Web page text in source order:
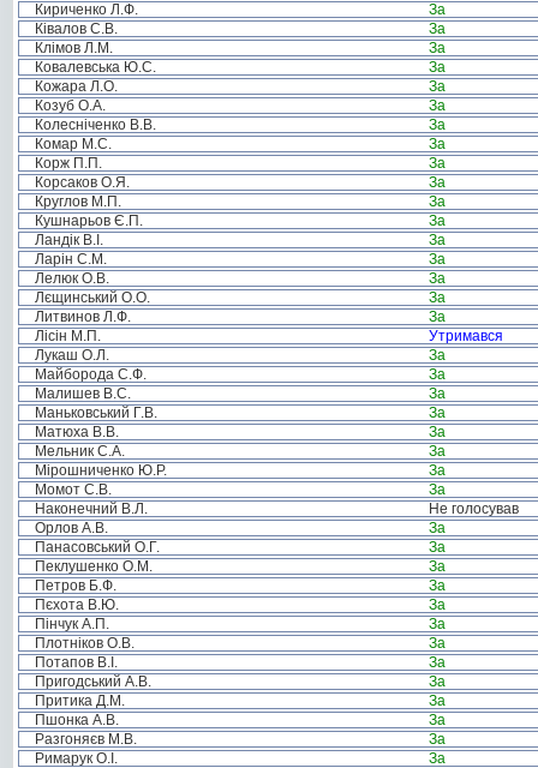
Кириченко Л.Ф.
За
Ківалов С.В.
За
Клімов Л.М.
За
Ковалевська Ю.С.
За
Кожара Л.О.
За
Козуб О.А.
За
Колесніченко В.В.
За
Комар М.С.
За
Корж П.П.
За
Корсаков О.Я.
За
Круглов М.П.
За
Кушнарьов Є.П.
За
Ландік В.І.
За
Ларін С.М.
За
Лелюк О.В.
За
Лєщинський О.О.
За
Литвинов Л.Ф.
За
Лісін М.П.
Утримався
Лукаш О.Л.
За
Майборода С.Ф.
За
Малишев В.С.
За
Маньковський Г.В.
За
Матюха В.В.
За
Мельник С.А.
За
Мірошниченко Ю.Р.
За
Момот С.В.
За
Наконечний В.Л.
Не голосував
Орлов А.В.
За
Панасовський О.Г.
За
Пеклушенко О.М.
За
Петров Б.Ф.
За
Пєхота В.Ю.
За
Пінчук А.П.
За
Плотніков О.В.
За
Потапов В.І.
За
Пригодський А.В.
За
Притика Д.М.
За
Пшонка А.В.
За
Разгоняєв М.В.
За
Римарук О.І.
За